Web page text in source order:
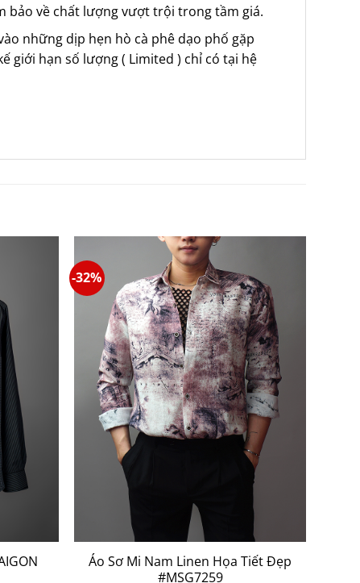
bảo về chất lượng vượt trội trong tầm giá.
những dịp hẹn hò cà phê dạo phố gặp
giới hạn số lượng ( Limited ) chỉ có tại hệ
-32%
Áo Sơ Mi Nam Linen Họa Tiết Đẹp
#MSG7259